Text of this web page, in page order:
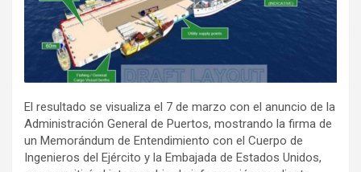
El resultado se visualiza el 7 de marzo con el anuncio de la
Administración General de Puertos, mostrando la firma de
un Memorándum de Entendimiento con el Cuerpo de
Ingenieros del Ejército y la Embajada de Estados Unidos,